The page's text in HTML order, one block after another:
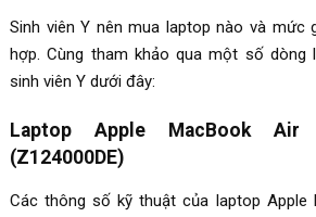
Sinh viên Y nên mua laptop nào và mức
hợp. Cùng tham khảo qua một số dòng
sinh viên Y dưới đây:
Laptop Apple MacBook
(Z124000DE)
Các thông số kỹ thuật của laptop Apple